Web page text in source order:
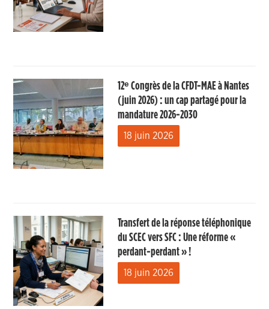
12ᵉ Congrès de la CFDT-MAE à Nantes
(juin 2026) : un cap partagé pour la
mandature 2026-2030
18 juin 2026
Transfert de la réponse téléphonique
du SCEC vers SFC : Une réforme «
perdant-perdant » !
18 juin 2026